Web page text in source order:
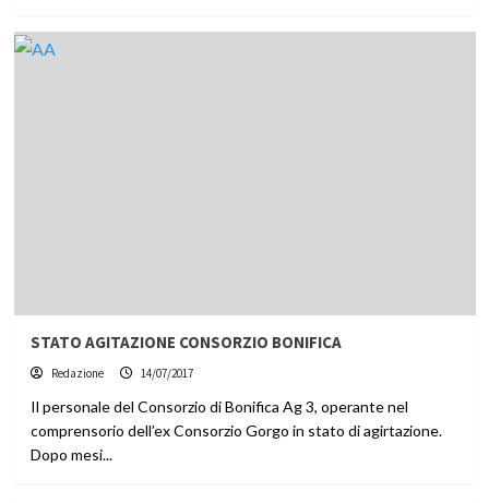
STATO AGITAZIONE CONSORZIO BONIFICA
Redazione 14/07/2017
Il personale del Consorzio di Bonifica Ag 3, operante nel
comprensorio dell’ex Consorzio Gorgo in stato di agirtazione.
Dopo mesi...